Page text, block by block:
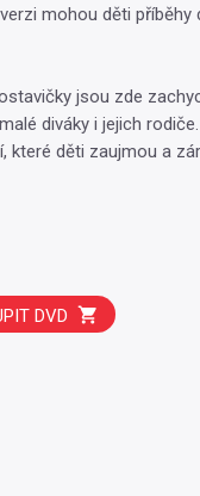
mohou děti
jsou zde
diváky i jejich
které děti zaujmou a
DVD